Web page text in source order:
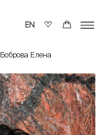
Боброва Елена